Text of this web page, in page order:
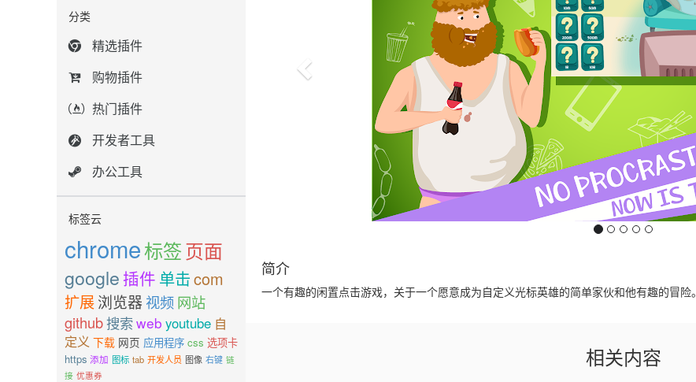
分类
精选插件
购物插件
热门插件
开发者工具
办公工具
标签云
chrome标签页面
google 插件 单击com
扩展浏览器 视频网站
github搜索web youtube 自
定义 下载 网页 应用程序 css 选项卡
https 添加 图标 tab 开发人员 图像 右键 链
接 优惠券
简介
一个有趣的闲置点击游戏，关于一个愿意成为自定义光标英雄的简单家伙和他有趣的冒险。
相关内容